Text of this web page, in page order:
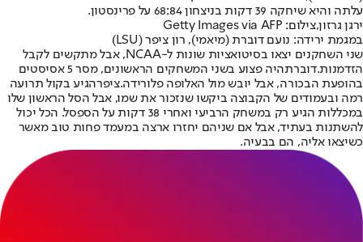
עלתה והיא שיחקה 39 דקות בניצחון 68:84 על פרינסטון.
ירגן גרזון,צילום: Getty Images via AFP
במגמת ירידה: נועם דוברת (מיאמי), רון ציפר (LSU)
שני השחקנים יצאו בסיטואציות שונות ל-NCAA, אבל מתקשים לקבל
הזדמנות.דוברת
היה פצוע בשני המשחקים הראשונים, מסר 5 אסיסטים
בהופעת הבכורה, אבל יובש מול האלופה פלורידה.ציפרהגיע בקול תרועה
רמה ובעמודים של הקבוצה ביקשו שנזכור את שמו, אבל הסל הראשון שלו
במכללות הגיע רק במשחק הרביעי ואחרי 38 דקות על הספסל. הכל יכול
להשתנות בעתיד, אבל אם שניהם יחזרו ארצה במעמד פחות טוב מאשר
כשיצאו אליה, הם בבעיה.